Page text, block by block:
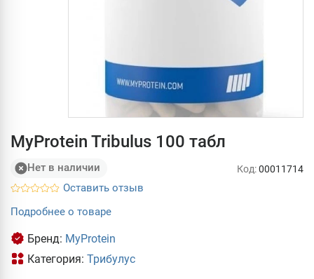
MyProtein Tribulus 100 табл
Нет в наличии
Оставить отзыв
Код:00011714
Подробнее о товаре
Бренд: MyProtein
Категория: Трибулус